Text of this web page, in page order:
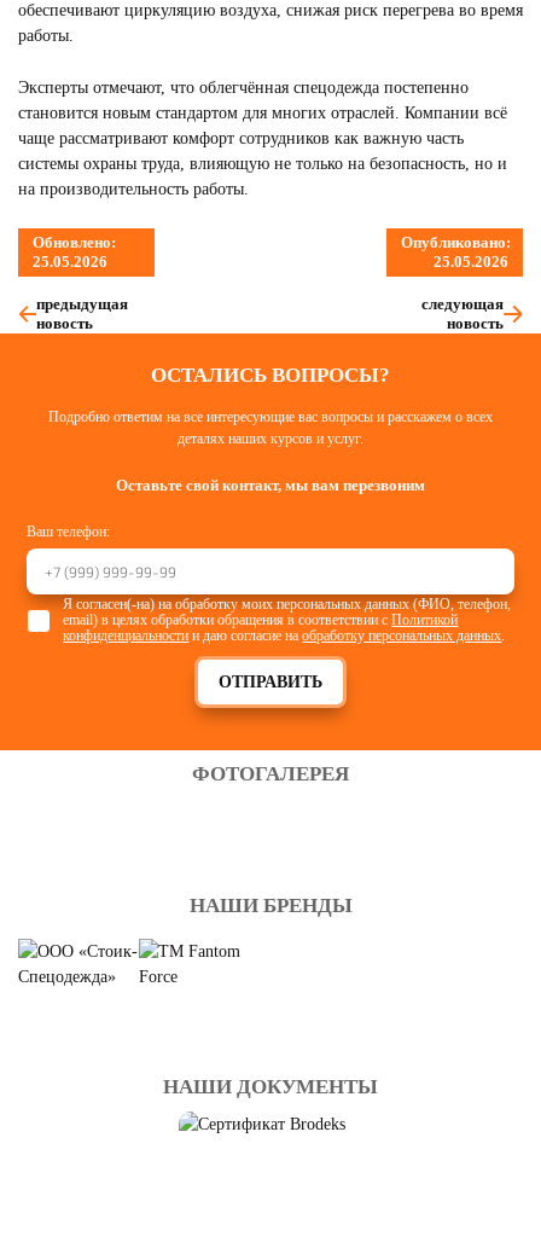
обеспечивают циркуляцию воздуха, снижая риск перегрева во время
работы.
Эксперты отмечают, что облегчённая спецодежда постепенно
становится новым стандартом для многих отраслей. Компании всё
чаще рассматривают комфорт сотрудников как важную часть
системы охраны труда, влияющую не только на безопасность, но и
на производительность работы.
Обновлено:
25.05.2026
Опубликовано:
25.05.2026
предыдущая
новость
следующая
новость
ОСТАЛИСЬ ВОПРОСЫ?
Подробно ответим на все интересующие вас вопросы и расскажем о всех
деталях наших курсов и услуг.
Оставьте свой контакт, мы вам перезвоним
Ваш телефон:
ОТПРАВИТЬ
Я согласен(-на) на обработку моих персональных данных (ФИО, телефон,
email) в целях обработки обращения в соответствии сПолитикой
конфиденциальности и даю согласие наобработку персональных данных.
ФОТОГАЛЕРЕЯ
НАШИ БРЕНДЫ
НАШИ ДОКУМЕНТЫ